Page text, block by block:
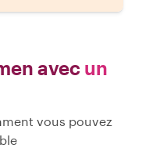
avec un
vous pouvez